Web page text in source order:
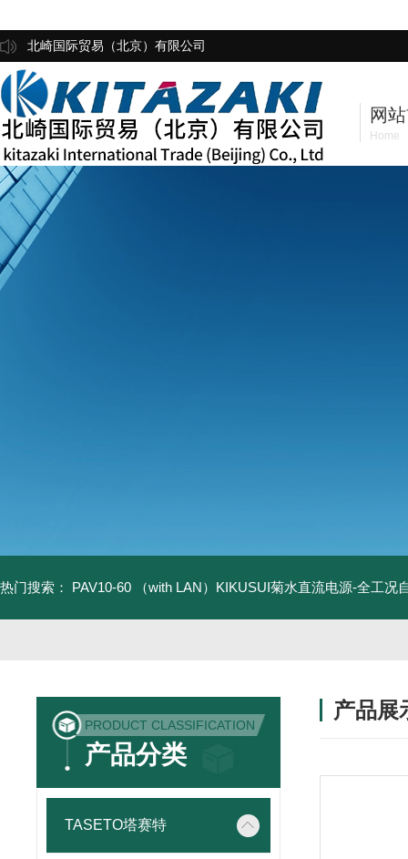
北崎国际贸易（北京）有限公司
网
Home
热门搜索： PAV10-60 （with LAN）KIKUSUI菊水直流电源-全工况
PRODUCT CLASSIFICATION
产品分类
TASETO塔赛特
产品展